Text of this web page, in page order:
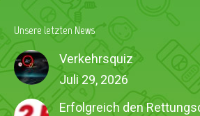
Unsere letzten News
Verkehrsquiz
Juli 29, 2026
Erfolgreich den